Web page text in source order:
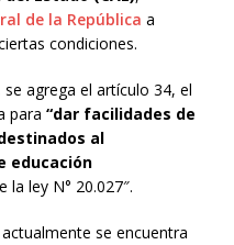
de la República a
condiciones.
agrega el artículo 34, el
para “dar facilidades de
al
educación
ley N° 20.027″.
se encuentra